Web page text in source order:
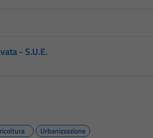
- S.U.E.
Urbanizzazione